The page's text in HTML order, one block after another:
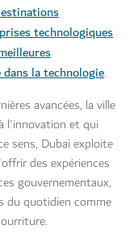
technologiques
la technologie.
avancées, la ville
l'innovation et qui
sens, Dubai exploite
des expériences
gouvernementaux,
du quotidien comme